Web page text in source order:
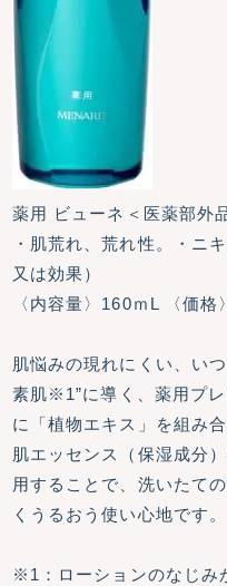
薬用 ビューネ＜医薬部外
・肌荒れ、荒れ性。・ニ
又は効果）
〈内容量〉160ｍL 〈価格
肌悩みの現れにくい、い
素肌※1”に導く、薬用プレ
に「植物エキス」を組み
肌エッセンス（保湿成分
用することで、洗いたて
くうるおう使い心地です。
※1：ローションのなじみ